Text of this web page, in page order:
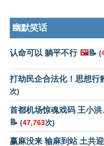
幽默笑话
认命可以 躺平不行 🖼️📝 (
打劫民企合法化！思想行
次)
首都机场惊魂戏码 王小
📝 (47,763次)
赢麻没来 输麻到站 土共